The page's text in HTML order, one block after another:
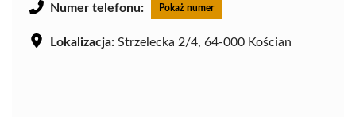
Numer telefonu: Pokaż numer
Lokalizacja: Strzelecka 2/4, 64-000 Kościan